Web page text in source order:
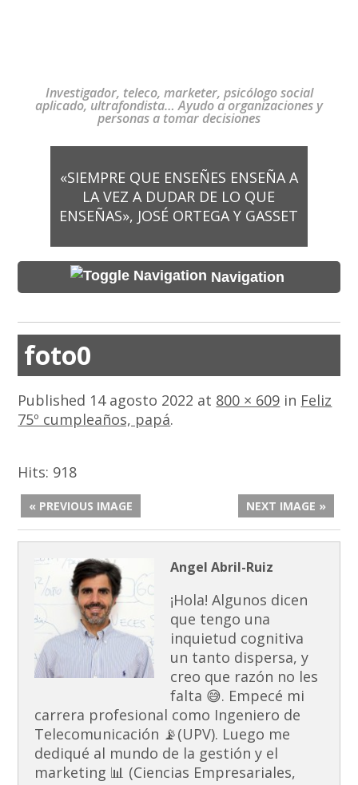
Investigador, teleco, marketer, psicólogo social
aplicado, ultrafondista… Ayudo a organizaciones y
personas a tomar decisiones
«SIEMPRE QUE ENSEÑES ENSEÑA A
LA VEZ A DUDAR DE LO QUE
ENSEÑAS», JOSÉ ORTEGA Y GASSET
Navigation
foto0
Published 14 agosto 2022 at 800 × 609 in Feliz
75º cumpleaños, papá.
Hits: 918
« PREVIOUS IMAGE NEXT IMAGE »
Angel Abril-Ruiz
¡Hola! Algunos dicen
que tengo una
inquietud cognitiva
un tanto dispersa, y
creo que razón no les
falta 😅. Empecé mi
carrera profesional como Ingeniero de
Telecomunicación 📡(UPV). Luego me
dediqué al mundo de la gestión y el
marketing 📊 (Ciencias Empresariales,